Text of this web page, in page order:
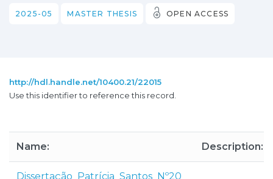
2025-05 MASTER THESIS OPEN ACCESS
http://hdl.handle.net/10400.21/22015
Use this identifier to reference this record.
Name: Description:
Dissertação_Patrícia_Santos_Nº20